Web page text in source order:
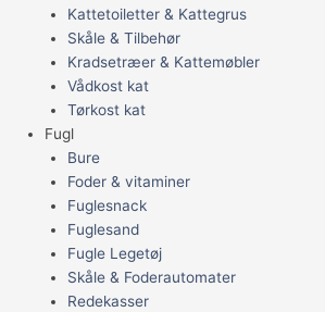
Kattetoiletter & Kattegrus
Skåle & Tilbehør
Kradsetræer & Kattemøbler
Vådkost kat
Tørkost kat
Fugl
Bure
Foder & vitaminer
Fuglesnack
Fuglesand
Fugle Legetøj
Skåle & Foderautomater
Redekasser